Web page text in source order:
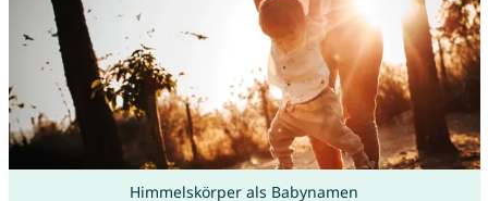
Himmelskörper als Babynamen